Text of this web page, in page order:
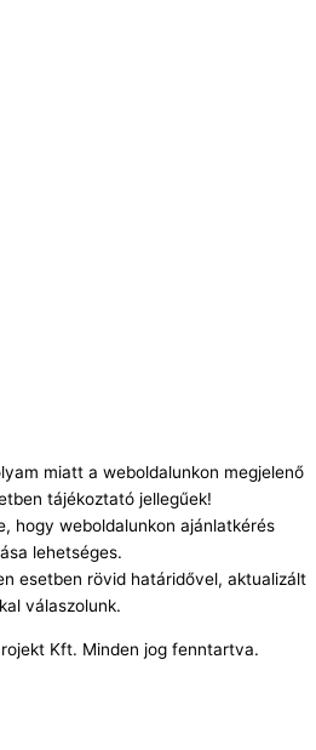
miatt a weboldalunkon megjelenő
tájékoztató jellegűek!
hogy weboldalunkon ajánlatkérés
lehetséges.
esetben rövid határidővel, aktualizált
válaszolunk.
Kft. Minden jog fenntartva.